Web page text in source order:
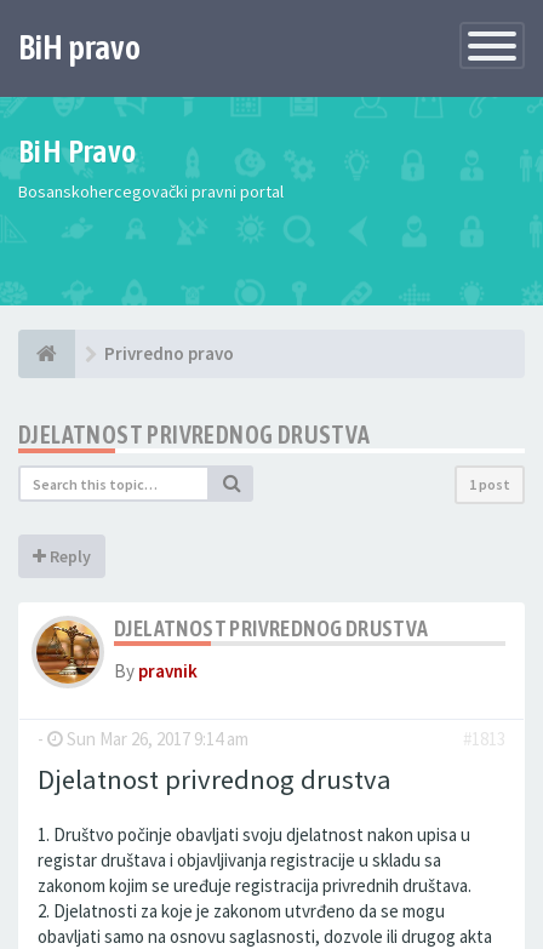
Toggle
BiH pravo
BiH Pravo
Bosanskohercegovački pravni portal
Privredno pravo
DJELATNOST PRIVREDNOG DRUSTVA
1 post
Reply
DJELATNOST PRIVREDNOG DRUSTVA
By pravnik
- Sun Mar 26, 2017 9:14 am #1813
Djelatnost privrednog drustva
1. Društvo počinje obavljati svoju djelatnost nakon upisa u
registar društava i objavljivanja registracije u skladu sa
zakonom kojim se uređuje registracija privrednih društava.
2. Djelatnosti za koje je zakonom utvrđeno da se mogu
obavljati samo na osnovu saglasnosti, dozvole ili drugog akta